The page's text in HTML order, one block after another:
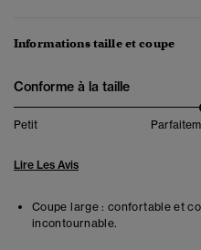
Informations taille et coupe
Conforme à la taille
Petit
Lire Les Avis
Coupe large : confortable et
incontournable.